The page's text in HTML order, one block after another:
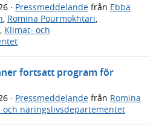
· Pressmeddelande från Ebba
Romina Pourmokhtari
Klimat- och
fortsatt program för
· Pressmeddelande från Romina
och näringslivsdepartementet